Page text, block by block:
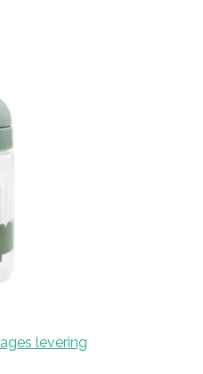
levering